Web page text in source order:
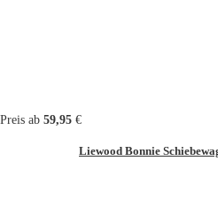
Preis ab 59,95 €
Liewood Bonnie